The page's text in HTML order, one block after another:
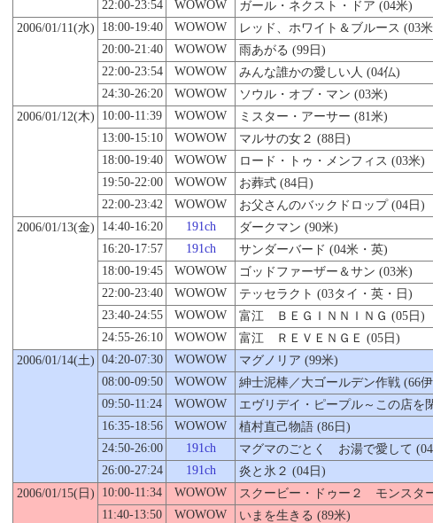
22:00-23:54
WOWOW ガール・ネクスト・ドア (04米)
2006/01/11(水)
18:00-19:40 WOWOW レッド、ホワイト＆ブルース (03
20:00-21:40
WOWOW 雨あがる (99日)
22:00-23:54
WOWOW みんな誰かの愛しい人 (04仏)
24:30-26:20
WOWOW ソウル・オブ・マン (03米)
2006/01/12(木)
10:00-11:39 WOWOW ミスター・アーサー (81米)
13:00-15:10
WOWOW マルサの女２ (88日)
18:00-19:40
WOWOW ロード・トゥ・メンフィス (03米)
19:50-22:00
WOWOW お葬式 (84日)
22:00-23:42
WOWOW お父さんのバックドロップ (04日)
2006/01/13(金)
14:40-16:20 191ch ダークマン (90米)
16:20-17:57
191ch サンダーバード (04米・英)
18:00-19:45
WOWOW ゴッドファーザー＆サン (03米)
22:00-23:40
WOWOW テッセラクト (03タイ・英・日)
23:40-24:55
WOWOW 富江 ＢＥＧＩＮＮＩＮＧ (05日)
24:55-26:10
WOWOW 富江 ＲＥＶＥＮＧＥ (05日)
2006/01/14(土) 04:20-07:30 WOWOW マグノリア (99米)
08:00-09:50
WOWOW 紳士泥棒／大ゴールデン作戦 (66
09:50-11:24
WOWOW エヴリデイ・ピープル～この店を
16:35-18:56
WOWOW 植村直己物語 (86日)
24:50-26:00
191ch マグマのごとく お湯で愛して
26:00-27:24
191ch 炎と氷２ (04日)
2006/01/15(日) 10:00-11:34 WOWOW スクービー・ドゥー２ モンスタ
11:40-13:50
WOWOW いまを生きる (89米)